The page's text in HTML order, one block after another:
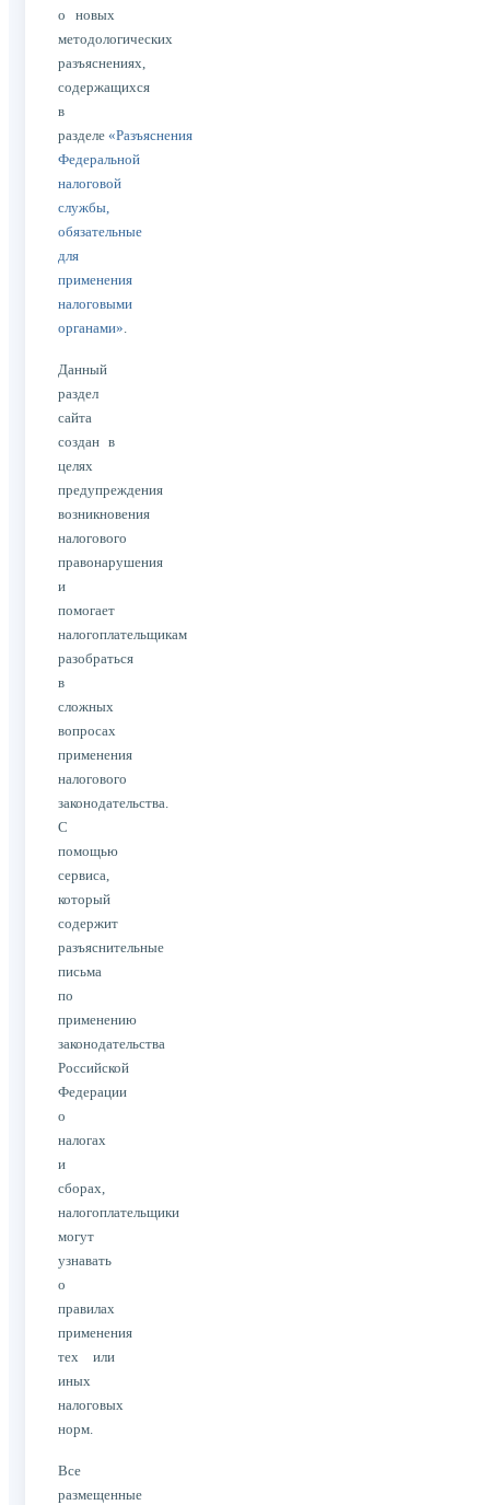
о новых
методологических
разъяснениях,
содержащихся
в
разделе «Разъяснения
Федеральной
налоговой
службы,
обязательные
для
применения
налоговыми
органами»
Данный
раздел
сайта
создан в
целях
предупреждения
возникновения
налогового
правонарушения
и
помогает
налогоплательщикам
разобраться
в
сложных
вопросах
применения
налогового
законодательства.
С
помощью
сервиса,
который
содержит
разъяснительные
письма
по
применению
законодательства
Российской
Федерации
о
налогах
и
сборах,
налогоплательщики
могут
узнавать
о
правилах
применения
тех или
иных
налоговых
норм.
Все
размещенные